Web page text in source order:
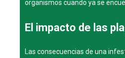
organismos cuando ya se
El impacto de las
Las consecuencias de una